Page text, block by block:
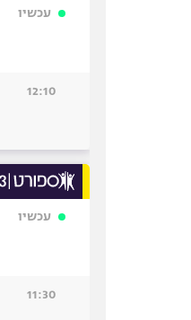
עכשיו
12:10
עכשיו
11:30